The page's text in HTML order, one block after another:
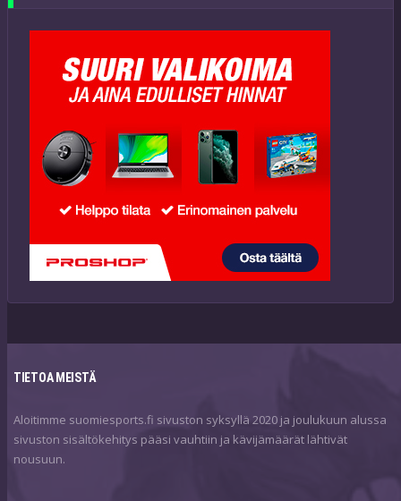
TIETOA MEISTÄ
Aloitimme suomiesports.fi sivuston syksyllä 2020 ja joulukuun alussa
sivuston sisältökehitys pääsi vauhtiin ja kävijämäärät lähtivät
nousuun.